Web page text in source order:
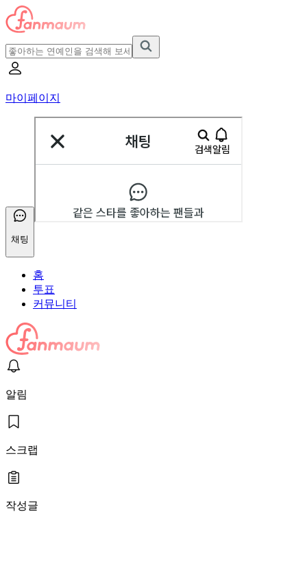
마이페이지
채팅
홈
투표
커뮤니티
알림
스크랩
작성글